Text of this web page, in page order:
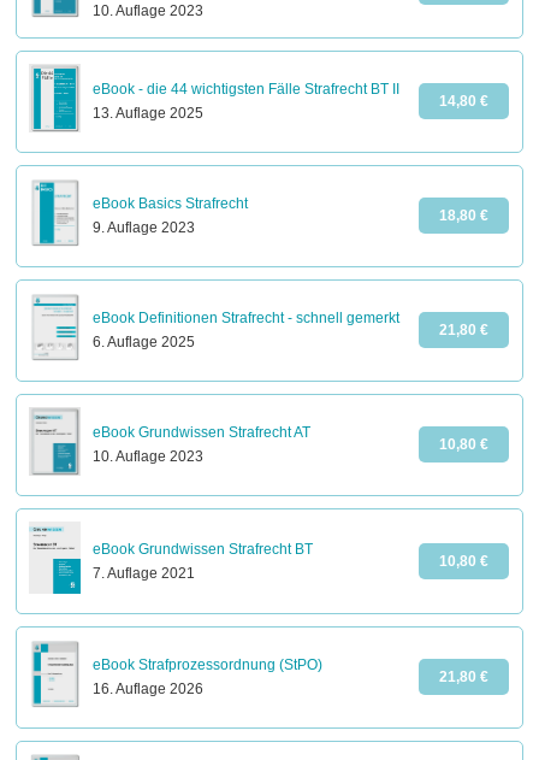
10. Auflage 2023
eBook - die 44 wichtigsten Fälle Strafrecht BT II
13. Auflage 2025
14,80 €
eBook Basics Strafrecht
9. Auflage 2023
18,80 €
eBook Definitionen Strafrecht - schnell gemerkt
6. Auflage 2025
21,80 €
eBook Grundwissen Strafrecht AT
10. Auflage 2023
10,80 €
eBook Grundwissen Strafrecht BT
7. Auflage 2021
10,80 €
eBook Strafprozessordnung (StPO)
16. Auflage 2026
21,80 €